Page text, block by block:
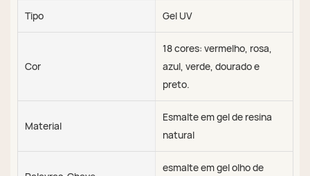
Tipo Gel UV
Cor
18 cores: vermelho, rosa,
azul, verde, dourado e
preto.
Material
Esmalte em gel de resina
natural
esmalte em gel olho de